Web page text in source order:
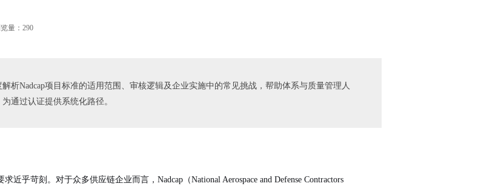
近乎苛刻。对于众多供应链企业而言， Nadcap（National Aerospace and Defense Contractors
量： 290
析Nadcap项目标准的适用范围、审核逻辑及企业实施中的常见挑战，帮助体系与质量管理人
通过认证提供系统化路径。